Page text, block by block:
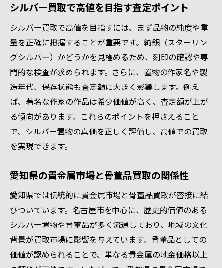
貴金属査定で損をしないチェックポイント
絵画や茶道具も含めた骨董品売却事例紹介
シルバー買取の流れと安心できる進め方
おすすめの貴金属買取サービス利用術
持ち込み時のマナーと査定アップの秘訣
シルバー買取を成功させる愛知県のコツ
愛知県でシルバー置物買取の最新動向
骨董品買取の比較で失敗しない方法
口コミを活用した信頼できる業者選び
出張や宅配買取を賢く使うポイント
貴金属査定のコツと相場変動の把握
骨董品売却なら貴金属査定ポイントに注目
骨董品買取と貴金属査定の違いを理解
シルバー買取で評価される保存状態
貴金属と骨董品の価値判断の基準
シルバー買取で高値を目指す査定ポイント
シルバー買取で高値を目指すには、まず品物の純度や重
量を正確に把握することが重要です。純銀（スターリン
グシルバー）かどうかを見極めるため、刻印の確認や専
門的な検査が求められます。さらに、置物の作家名や製
造年代、保存状態も査定額に大きく影響します。例え
ば、著名な作家の作品は希少価値が高く、査定額が上が
る傾向があります。これらのポイントを押さえること
で、シルバー置物の真価を正しく評価し、高値での買取
を実現できます。
愛知県の貴金属市場と骨董品買取の関係性
愛知県では伝統的に貴金属市場と骨董品買取が密接に結
びついています。名古屋市を中心に、歴史的価値のある
シルバー置物や骨董品が多く流通しており、地域の文化
背景が買取市場に影響を与えています。骨董品としての
価値が認められることで、単なる貴金属の地金価格以上